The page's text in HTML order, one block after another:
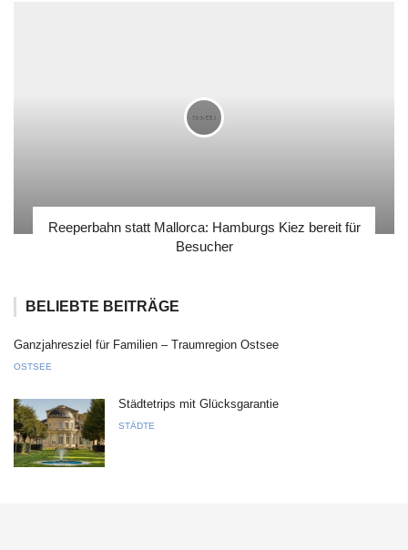
Reeperbahn statt Mallorca: Hamburgs Kiez bereit für
Besucher
BELIEBTE BEITRÄGE
Ganzjahresziel für Familien – Traumregion Ostsee
OSTSEE
Städtetrips mit Glücksgarantie
STÄDTE